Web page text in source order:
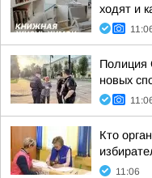
ходят и
Полиция
новых
Кто
11:06